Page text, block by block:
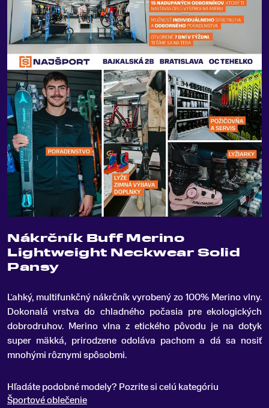
Nákrčník Buff Merino
Lightweight Neckwear Solid
Pansy
Ľahký, multifunkčný nákrčník vyrobený zo 100% Merino vlny.
Dokonalá vrstva do chladného počasia pre ekologických
dobrodruhov. Merino vlna z etického pôvodu je na dotyk
super mäkká, prirodzene odoláva pachom a dá sa nosiť
mnohými rôznymi spôsobmi.
Hľadáte podobné modely? Pozrite si celú kategóriu
Športové oblečenie